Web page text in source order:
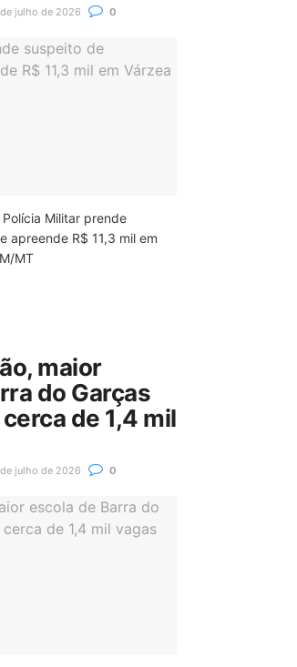
julho de 2026 0
Militar prende
apreende R$ 11,3 mil em
MT
maior
do Garças
de 1,4 mil
julho de 2026 0